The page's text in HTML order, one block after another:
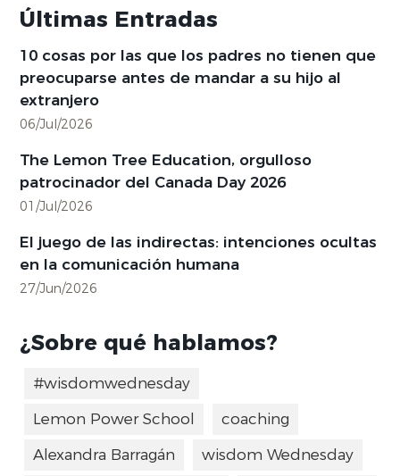
Últimas Entradas
10 cosas por las que los padres no tienen que
preocuparse antes de mandar a su hijo al
extranjero
06/Jul/2026
The Lemon Tree Education, orgulloso
patrocinador del Canada Day 2026
01/Jul/2026
El juego de las indirectas: intenciones ocultas
en la comunicación humana
27/Jun/2026
¿Sobre qué hablamos?
#wisdomwednesday
Lemon Power School
coaching
Alexandra Barragán
wisdom Wednesday